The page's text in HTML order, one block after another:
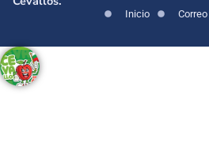
Inicio Correo